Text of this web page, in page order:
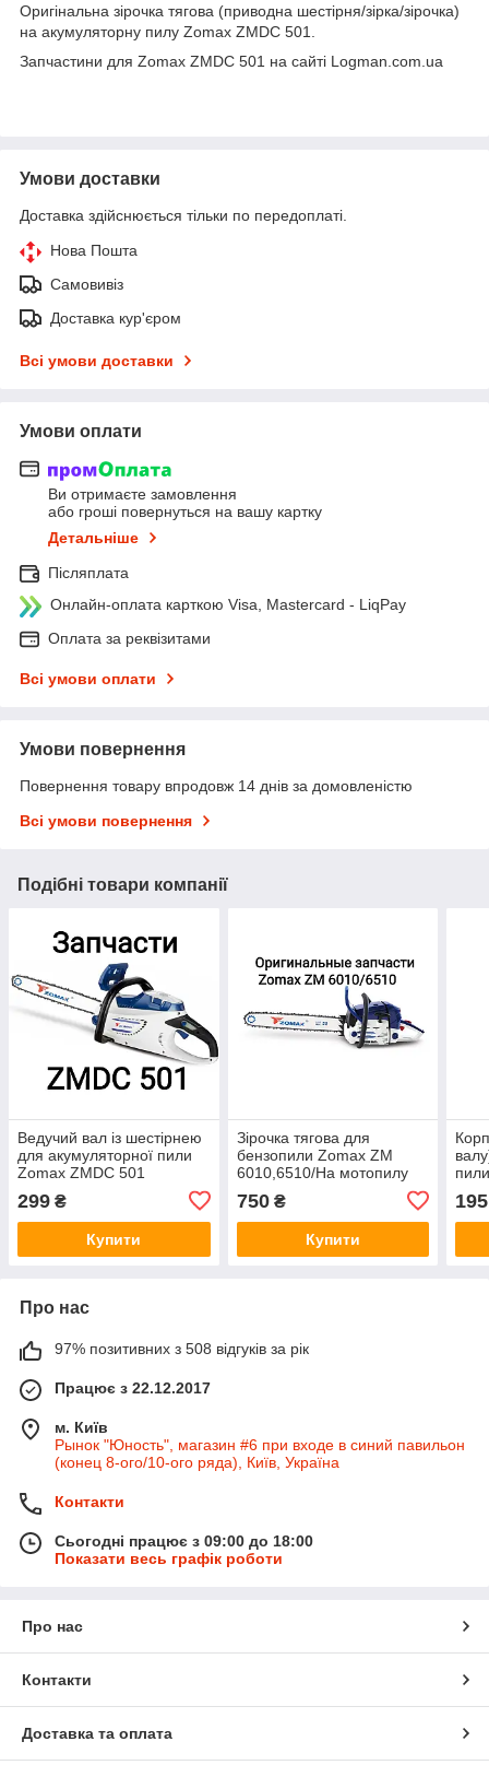
Оригінальна зірочка тягова (приводна шестірня/зірка/зірочка)
на акумуляторну пилу Zomax ZMDC 501.
Запчастини для Zomax ZMDC 501 на сайті Logman.com.ua
Умови доставки
Доставка здійснюється тільки по передоплаті.
Нова Пошта
Самовивіз
Доставка кур'єром
Всі умови доставки
Умови оплати
Ви отримаєте замовлення
або гроші повернуться на вашу картку
Детальніше
Післяплата
Онлайн-оплата карткою Visa, Mastercard - LiqPay
Оплата за реквізитами
Всі умови оплати
Умови повернення
Повернення товару впродовж 14 днів за домовленістю
Всі умови повернення
Подібні товари компанії
Ведучий вал із шестірнею
для акумуляторної пили
Zomax ZMDC 501
299 ₴
Купити
Зірочка тягова для
бензопили Zomax ZM
6010,6510/На мотопилу
750₴
Купити
195
Про нас
97% позитивних з 508 відгуків за рік
Працює з 22.12.2017
м. Київ
Рынок "Юность", магазин #6 при входе в синий павильон
(конец 8-ого/10-ого ряда), Київ, Україна
Контакти
Сьогодні працює з 09:00 до 18:00
Показати весь графік роботи
Про нас
Контакти
Доставка та оплата